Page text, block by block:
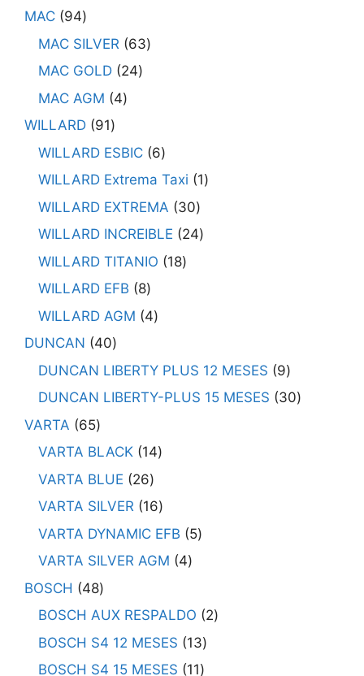
MAC 94
MAC SILVER
63
MAC GOLD 24
MAC AGM
4
WILLARD 91
WILLARD ESBIC 6
WILLARD Extrema Taxi
1
WILLARD EXTREMA
30
WILLARD INCREIBLE
24
WILLARD TITANIO
18
WILLARD EFB
8
WILLARD AGM
4
DUNCAN
40
DUNCAN LIBERTY PLUS 12 MESES
9
DUNCAN LIBERTY-PLUS 15 MESES
30
VARTA
65
VARTA BLACK 14
VARTA BLUE
26
VARTA SILVER 16
VARTA DYNAMIC EFB
5
VARTA SILVER AGM
4
BOSCH
48
BOSCH AUX RESPALDO
2
BOSCH S4 12 MESES
13
BOSCH S4 15 MESES
11